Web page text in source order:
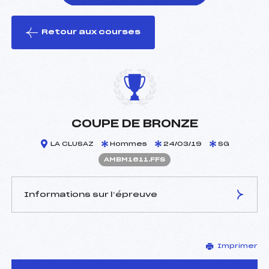
le ski
Retour aux courses
COUPE DE BRONZE
LA CLUSAZ Hommes 24/03/19 SG
AMBM1611.FFS
Informations sur l’épreuve
ANGUENOT LIONEL (MB)
Arbitre :
GARIN ALEXIS (MB)
Imprimer